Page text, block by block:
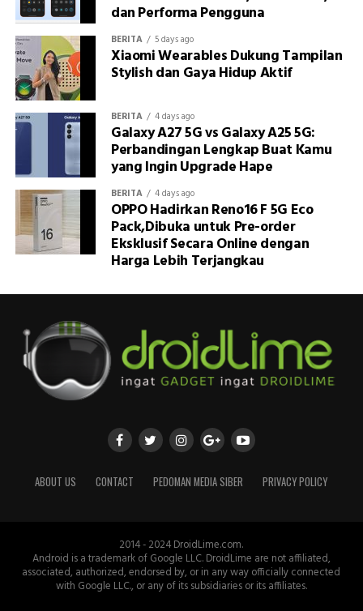
dan Performa Pengguna
BERITA 5 days ago
Xiaomi Wearables Dukung Tampilan
Stylish dan Gaya Hidup Aktif
BERITA 4 days ago
Galaxy A27 5G vs Galaxy A25 5G:
Perbandingan Lengkap Buat Kamu
yang Ingin Upgrade Hape
BERITA 4 days ago
OPPO Hadirkan Reno16 F 5G Eco
Pack,Dibuka untuk Pre-order
Eksklusif Secara Online dengan
Harga Lebih Terjangkau
ABOUT US CONTACT PEDOMAN MEDIA SIBER PRIVACY POLICY
2014 - 2024 DroidLime.com.
Android is a trademark of Google LLC. DroidLime are not affiliated,
associated, authorized, endorsed by, or in any way officially connected
with Google LLC., or any of its subsidiaries or its affiliates.